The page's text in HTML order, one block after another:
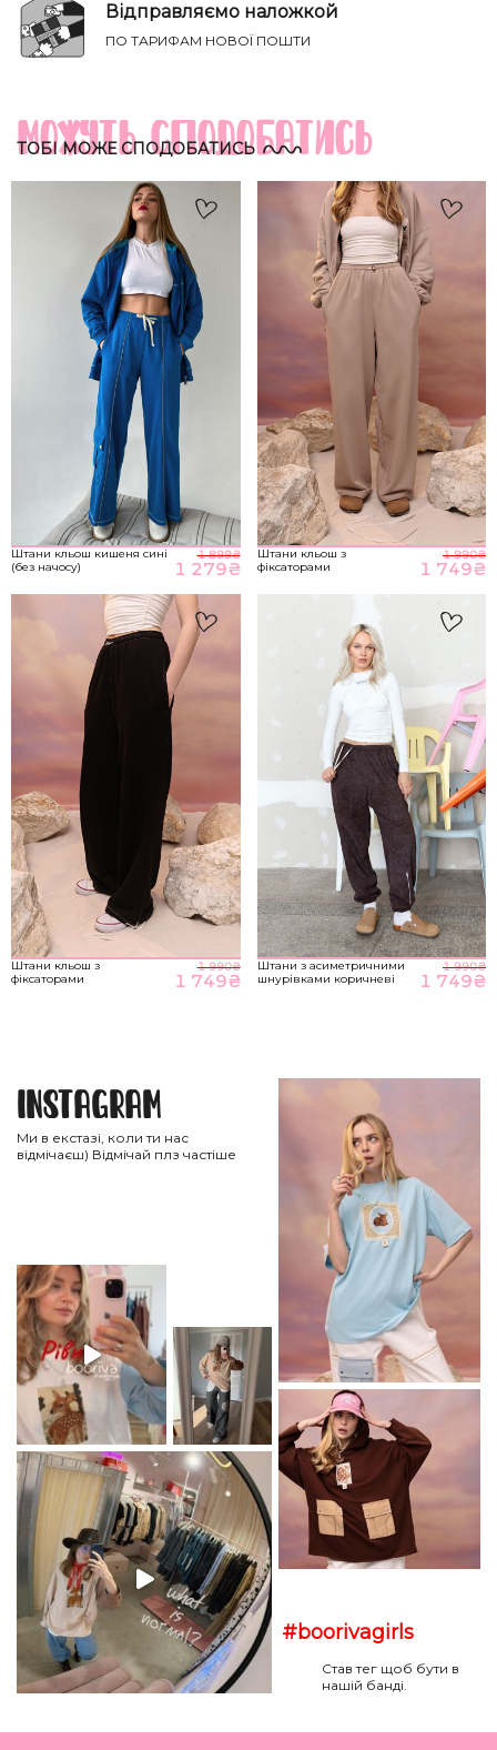
Відправляємо наложкой
ПО ТАРИФАМ НОВОЇ ПОШТИ
Можуть сподобатись
ТОБІ МОЖЕ СПОДОБАТИСЬ
Штани кльош кишеня сині
(без начосу)
1 899₴
1 279₴
Штани кльош з
фіксаторами
1 990₴
1 749₴
Штани кльош з
фіксаторами
1 990₴
1 749₴
Штани з асиметричними
шнурівками коричневі
1 990₴
1 749₴
Instagram
Ми в екстазі, коли ти нас
відмічаєш) Відмічай плз частіше
#boorivagirls
Став тег щоб бути в
нашій банді.
НАПИСАТИ IВАНЦI
Річ ідеально сяде на параметри:
(см)
(см)
(см)
85-89 93-98
89-93
*розміри вказані в сантиметрах
Розмір речі